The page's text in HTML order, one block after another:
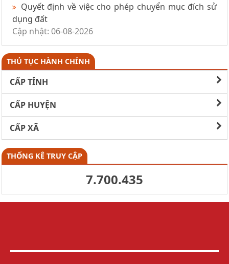
Quyết định về việc cho phép chuyển mục đích sử
dụng đất
Cập nhật: 06-08-2026
THỦ TỤC HÀNH CHÍNH
CẤP TỈNH
CẤP HUYỆN
CẤP XÃ
THỐNG KÊ TRUY CẬP
7.700.435